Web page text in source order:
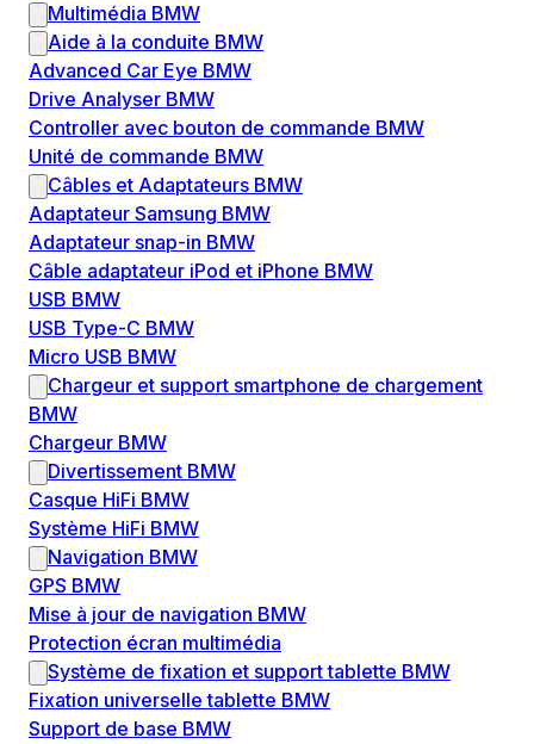
Multimédia BMW
Aide à la conduite BMW
Advanced Car Eye BMW
Drive Analyser BMW
Controller avec bouton de commande BMW
Unité de commande BMW
Câbles et Adaptateurs BMW
Adaptateur Samsung BMW
Adaptateur snap-in BMW
Câble adaptateur iPod et iPhone BMW
USB BMW
USB Type-C BMW
Micro USB BMW
Chargeur et support smartphone de chargement
BMW
Chargeur BMW
Divertissement BMW
Casque HiFi BMW
Système HiFi BMW
Navigation BMW
GPS BMW
Mise à jour de navigation BMW
Protection écran multimédia
Système de fixation et support tablette BMW
Fixation universelle tablette BMW
Support de base BMW